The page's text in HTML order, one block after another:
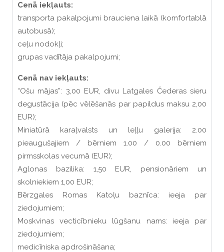
Cenā iekļauts:
transporta pakalpojumi brauciena laikā (komfortablā
autobusā);
ceļu nodokļi;
grupas vadītāja pakalpojumi;
Cenā nav iekļauts:
“Ošu mājas”: 3,00 EUR, divu Latgales Čederas sieru
degustācija (pēc vēlēšanās par papildus maksu 2,00
EUR);
Miniatūrā karaļvalsts un leļļu galerija: 2.00
pieaugušajiem / bērniem 1.00 / 0.00 bērniem
pirmsskolas vecumā (EUR);
Aglonas bazilika: 1,50 EUR, pensionāriem un
skolniekiem 1,00 EUR;
Bērzgales Romas Katoļu baznīca: ieeja par
ziedojumiem;
Moskvinas vecticībnieku lūgšanu nams: ieeja par
ziedojumiem;
medicīniska apdrošināšana;